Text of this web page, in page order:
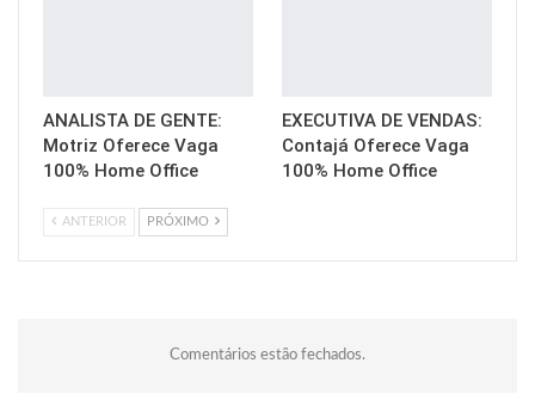
ANALISTA DE GENTE:
Motriz Oferece Vaga
100% Home Office
EXECUTIVA DE VENDAS:
Contajá Oferece Vaga
100% Home Office
ANTERIOR PRÓXIMO
Comentários estão fechados.